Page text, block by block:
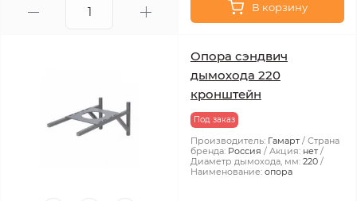
В корзину
Опора сэндвич
дымохода 220
кронштейн
Под заказ
Производитель: Гамарт
Страна
бренда: Россия Акция: нет
Диаметр дымохода, мм: 220
Наименование: опора